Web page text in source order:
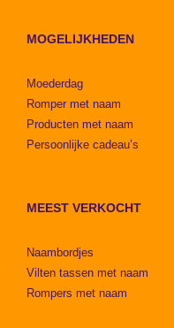
MOGELIJKHEDEN
Moederdag
Romper met naam
Producten met naam
Persoonlijke cadeau’s
MEEST VERKOCHT
Naambordjes
Vilten tassen met naam
Rompers met naam